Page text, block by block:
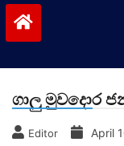
ගාලු මුවදොර
Editor April